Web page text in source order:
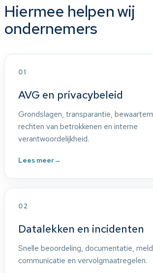
Hiermee helpen wij
ondernemers
01
AVG en privacybeleid
Grondslagen, transparantie,
rechten van betrokkenen en interne
verantwoordelijkheid.
Lees meer→
02
Datalekken en incidenten
Snelle beoordeling, documentatie,
communicatie en vervolgmaatregelen.